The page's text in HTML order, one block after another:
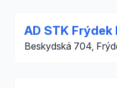
AD STK
Beskydská 704,